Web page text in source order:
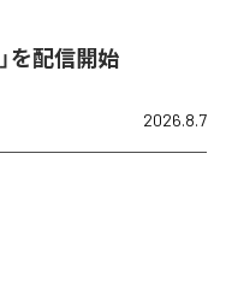
を配信開始
2026.8.7